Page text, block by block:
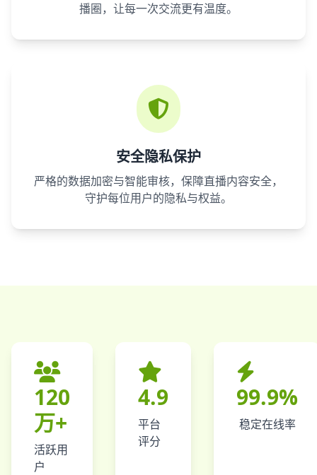
播圈，让每一次交流更有温度。
安全隐私保护
严格的数据加密与智能审核，保障直播内容安全，
守护每位用户的隐私与权益。
120
万+
活跃用
户
4.9
平台
评分
99.9%
稳定在线率